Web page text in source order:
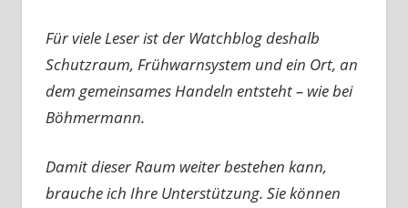
Für viele Leser ist der Watchblog deshalb
Schutzraum, Frühwarnsystem und ein Ort, an
dem gemeinsames Handeln entsteht – wie bei
Böhmermann.
Damit dieser Raum weiter bestehen kann,
brauche ich Ihre Unterstützung. Sie können